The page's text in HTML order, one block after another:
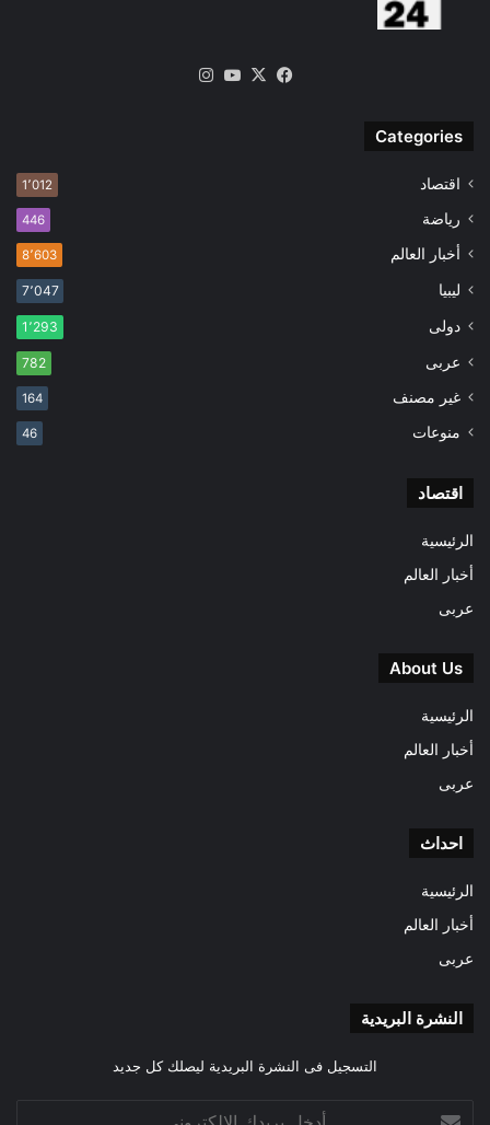
فيسبوك
‫X
‫YouTube
Categories
اقتصاد 1٬012
رياضة 446
أخبار العالم 8٬603
ليبيا 7٬047
دولى 1٬293
عربى 782
غير مصنف 164
منوعات 46
اقتصاد
الرئيسية
أخبار العالم
عربى
About Us
الرئيسية
أخبار العالم
عربى
احداث
الرئيسية
أخبار العالم
عربى
النشرة البريدية
التسجيل فى النشرة البريدية ليصلك كل جديد